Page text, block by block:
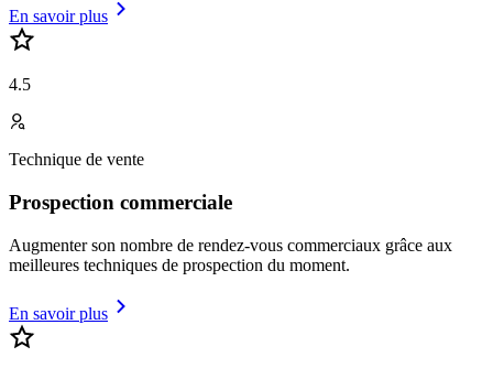
En savoir plus
4.5
Technique de vente
Prospection commerciale
Augmenter son nombre de rendez-vous commerciaux grâce aux
meilleures techniques de prospection du moment.
En savoir plus